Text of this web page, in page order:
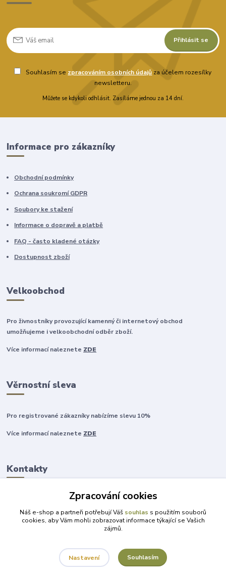
Přihlásit se
Souhlasím se zpracováním osobních údajů za účelem rozesílky
newsletteru.
Můžete se kdykoli odhlásit. Zasíláme jednou za 14 dní.
Informace pro zákazníky
Obchodní podmínky
Ochrana soukromí GDPR
Soubory ke stažení
Informace o dopravě a platbě
FAQ - často kladené otázky
Dostupnost zboží
Velkoobchod
Pro živnostníky provozující kamenný či internetový obchod
umožňujeme i velkoobchodní odběr zboží.
Více informací naleznete ZDE
Věrnostní sleva
Pro registrované zákazníky nabízíme slevu 10%
Více informací naleznete ZDE
Kontakty
+420 777 315 999
obchod@darky-pro-radost.cz
Zpracování cookies
Náš e-shop a partneři potřebují Váš souhlas s použitím souborů
cookies, aby Vám mohli zobrazovat informace týkající se Vašich
zájmů.
Nastavení Souhlasím